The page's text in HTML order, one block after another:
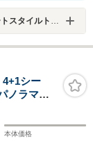
レーディング
シー
ノラマル
ンスバ
アリン
本体価格